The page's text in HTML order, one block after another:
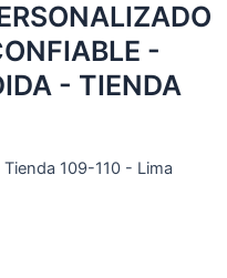
-
- TIENDA
109-110 - Lima